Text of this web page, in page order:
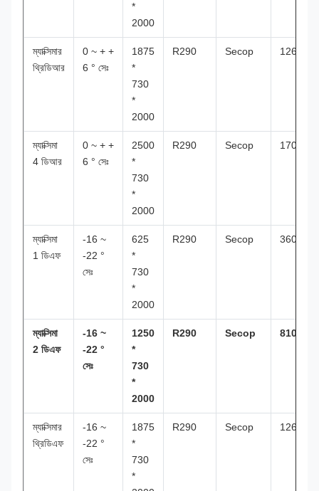
*
2000
ম্যাক্সিমার
থ্রিডিআর
0 ~ + +
6 ° সেঃ
1875
*
730
*
2000
R290 Secop 1260L
ম্যাক্সিমা
4 ডিআর
0 ~ + +
6 ° সেঃ
2500
*
730
*
2000
R290 Secop 1700
ম্যাক্সিমা
1 ডিএফ
-16 ~
-22 °
সেঃ
625
*
730
*
2000
R290 Secop 360L
ম্যাক্সিমা
2 ডিএফ
-16 ~
-22 °
সেঃ
1250
*
730
*
2000
R290 Secop 810L
ম্যাক্সিমার
থ্রিডিএফ
-16 ~
-22 °
সেঃ
1875
*
730
*
R290 Secop 1260L